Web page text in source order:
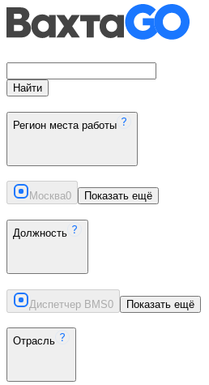
Найти
Регион места работы
Москва0 Показать ещё
Должность
Диспетчер BMS0 Показать ещё
Отрасль